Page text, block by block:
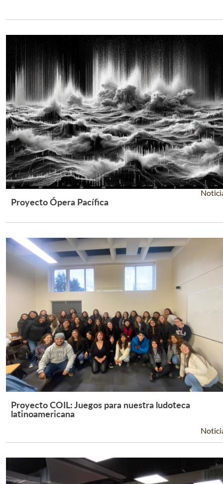
Proyecto Ópera Pacífica
Leer Más +
Proyecto COIL: Juegos para nuestra ludoteca
latinoamericana